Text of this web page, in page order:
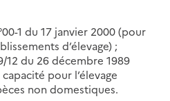
1 du 17 janvier 2000 (pour
d’élevage) ;
12 du 26 décembre 1989
pour l’élevage
non domestiques.